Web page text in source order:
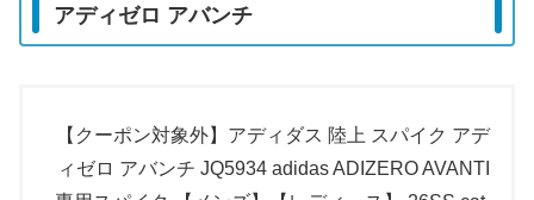
アディゼロ アバンチ
【クーポン対象外】アディダス 陸上 スパイク アデ
ィゼロ アバンチ JQ5934 adidas ADIZERO AVANTI